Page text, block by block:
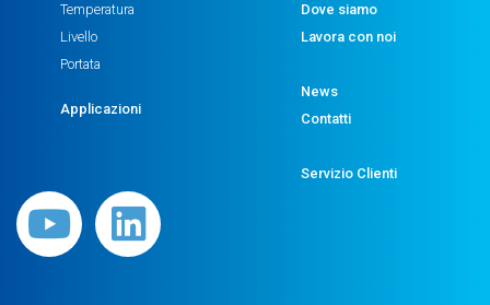
Temperatura
Livello
Portata
Applicazioni
Dove siamo
Lavora con noi
News
Contatti
Servizio Clienti